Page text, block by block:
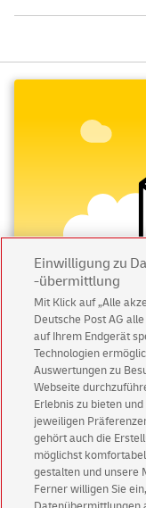
Abonnieren
Immer
Aktionen -
für
für
Einwilligung zu
-übermittlung
Mit Klick auf „Alle
Deutsche Post AG
auf Ihrem Endgerät
Technologien
Auswertungen zu
Webseite
Erlebnis zu bieten
jeweiligen
gehört auch die
möglichst
gestalten und unsere
Ferner willigen Sie